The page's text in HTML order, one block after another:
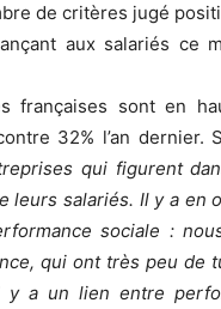
de critères jugé
aux salariés ce
françaises sont en
32% l’an dernier.
qui figurent
leurs salariés. Il y a en
sociale :
qui ont très peu de
y a un lien entre